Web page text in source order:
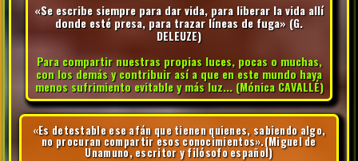
«Se escribe siempre para dar vida, para liberar la vida allí
donde esté presa, para trazar líneas de fuga» (G.
DELEUZE)
Para compartir nuestras propias luces, pocas o muchas,
con los demás y contribuir así a que en este mundo haya
menos sufrimiento evitable y más luz... (Mónica CAVALLÉ)
«Es detestable ese afán que tienen quienes, sabiendo algo,
no procuran compartir esos conocimientos».(Miguel de
Unamuno, escritor y filósofo español)